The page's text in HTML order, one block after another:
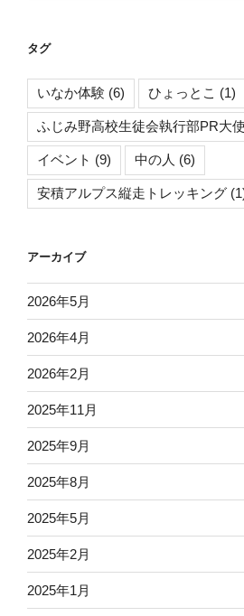
た！”
タグ
いなか体験 (6) ひょっとこ (1)
ふじみ野高校生徒会執行部PR大
イベント (9) 中の人 (6)
安積アルプス縦走トレッキング
アーカイブ
2026年5月
2026年4月
2026年2月
2025年11月
2025年9月
2025年8月
2025年5月
2025年2月
2025年1月